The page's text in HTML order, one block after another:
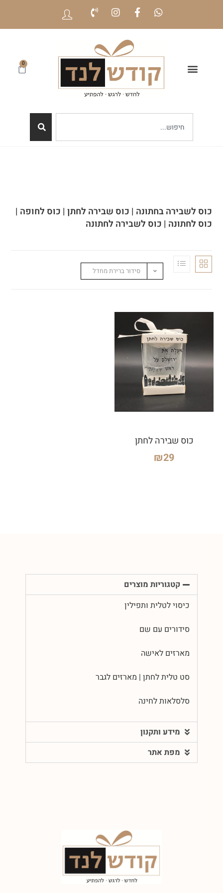
0
כוס לשבירה בחתונה | כוס שבירה לחתן | כוס לחופה |
כוס לחתונה | כוס לשבירה לחתונה
סידור ברירת מחדל
כוס שבירה לחתן
₪29
קטגוריות מוצרים
כיסוי לטלית ותפילין
סידורים עם שם
מארזים לאישה
סט טלית לחתן | מארזים לגבר
סלסלאות לחינה
מידע ותקנון
מפת אתר